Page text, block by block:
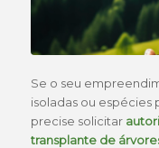
Se o seu
isoladas ou
precise solicitar
transplante de